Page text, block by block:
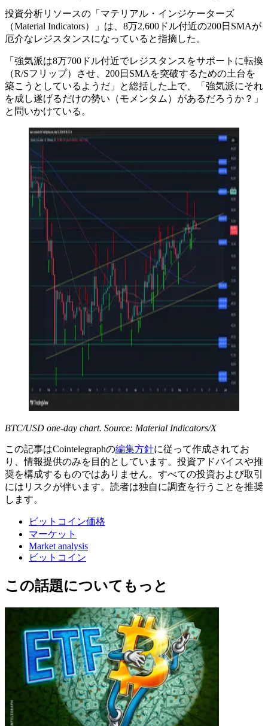
投資分析リソースの「マテリアル・インジケーターズ
（Material Indicators）」は、8万2,600ドル付近の200日SMAが
厄介なレジスタンスになっていると指摘した。
「強気派は8万700ドル付近でレジスタンスをサポートに転換
（R/Sフリップ）させ、200日SMAを突破するための土台を
築こうとしているようだ」と総括した上で、「強気派にそれ
を成し遂げるだけの勢い（モメンタム）があるだろうか？」
と問いかけている。
BTC/USD one-day chart. Source: Material Indicators/X
この記事はCointelegraphの編集方針に従って作成されてお
り、情報提供のみを目的としています。投資アドバイスや推
奨を構成するものではありません。すべての投資および取引
にはリスクが伴います。読者は独自に調査を行うことを推奨
します。
ビットコイン価格
マーケット
Market analysis
ビットコイン
この話題についてもっと